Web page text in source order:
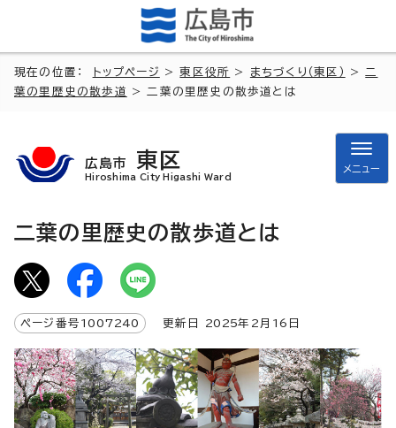
現在の位置： トップページ >東区役所 > まちづくり（東区） > 二
葉の里歴史の散歩道
> 二葉の里歴史の散歩道とは
広島市 東区
Hiroshima City Higashi Ward
メニュー
二葉の里歴史の散歩道とは
ページ番号 1007240 更新日 2025年2月 16 日